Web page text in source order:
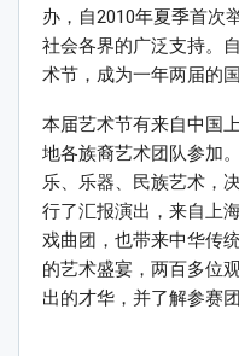
办，自2010年夏季首次
社会各界的广泛支持。
术节，成为一年两届的
本届艺术节有来自中国
地各族裔艺术团队参加
乐、乐器、民族艺术，
行了汇报演出，来自上
戏曲团，也带来中华传
的艺术盛宴，两百多位
出的才华，并了解参赛